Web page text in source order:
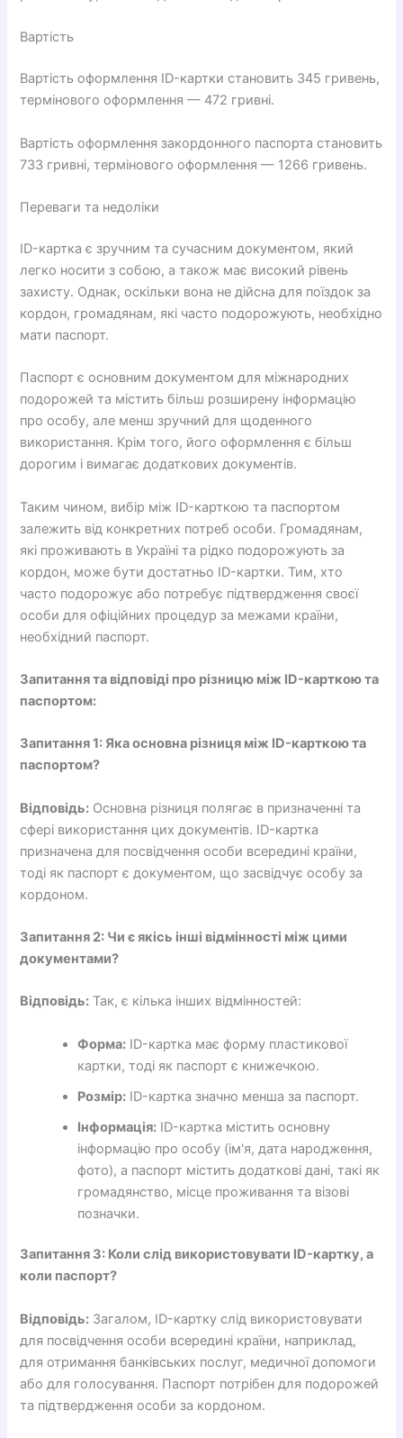
Вартість
Вартість оформлення ID-картки становить 345 гривень,
термінового оформлення — 472 гривні.
Вартість оформлення закордонного паспорта становить
733 гривні, термінового оформлення — 1266 гривень.
Переваги та недоліки
ID-картка є зручним та сучасним документом, який
легко носити з собою, а також має високий рівень
захисту. Однак, оскільки вона не дійсна для поїздок за
кордон, громадянам, які часто подорожують, необхідно
мати паспорт.
Паспорт є основним документом для міжнародних
подорожей та містить більш розширену інформацію
про особу, але менш зручний для щоденного
використання. Крім того, його оформлення є більш
дорогим і вимагає додаткових документів.
Таким чином, вибір між ID-карткою та паспортом
залежить від конкретних потреб особи. Громадянам,
які проживають в Україні та рідко подорожують за
кордон, може бути достатньо ID-картки. Тим, хто
часто подорожує або потребує підтвердження своєї
особи для офіційних процедур за межами країни,
необхідний паспорт.
Запитання та відповіді про різницю між ID-карткою та
паспортом:
Запитання 1: Яка основна різниця між ID-карткою та
паспортом?
Відповідь: Основна різниця полягає в призначенні та
сфері використання цих документів. ID-картка
призначена для посвідчення особи всередині країни,
тоді як паспорт є документом, що засвідчує особу за
кордоном.
Запитання 2: Чи є якісь інші відмінності між цими
документами?
Відповідь: Так, є кілька інших відмінностей:
Форма: ID-картка має форму пластикової
картки, тоді як паспорт є книжечкою.
Розмір: ID-картка значно менша за паспорт.
Інформація: ID-картка містить основну
інформацію про особу (ім'я, дата народження,
фото), а паспорт містить додаткові дані, такі як
громадянство, місце проживання та візові
позначки.
Запитання 3: Коли слід використовувати ID-картку, а
коли паспорт?
Відповідь: Загалом, ID-картку слід використовувати
для посвідчення особи всередині країни, наприклад,
для отримання банківських послуг, медичної допомоги
або для голосування. Паспорт потрібен для подорожей
та підтвердження особи за кордоном.